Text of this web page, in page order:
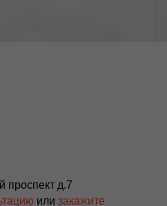
проспект д.7
или закажите